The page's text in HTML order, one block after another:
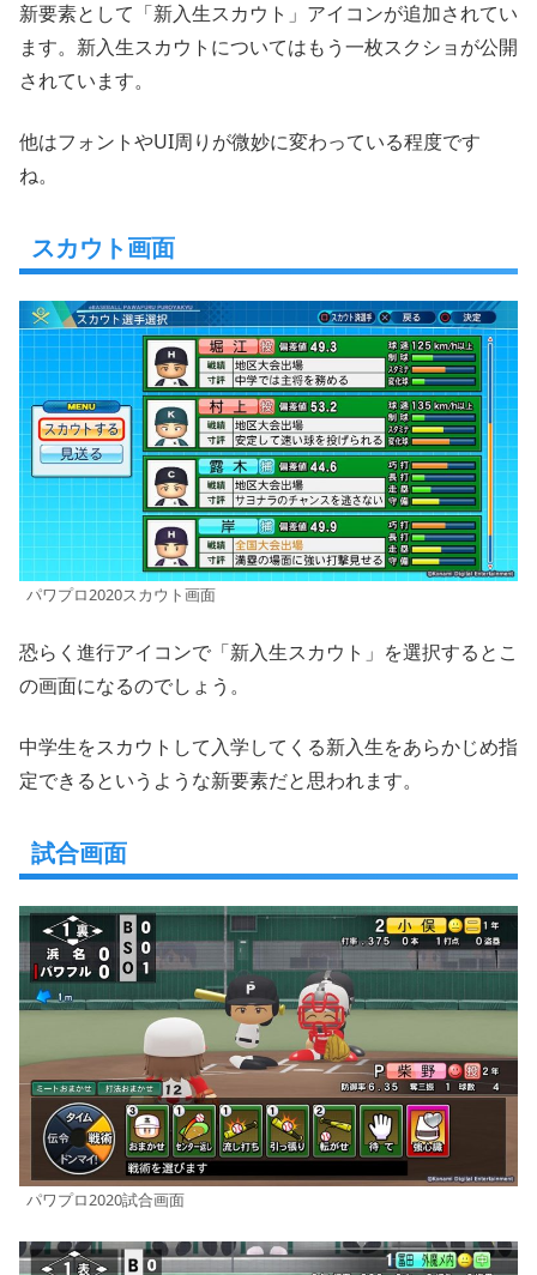
新要素として「新入生スカウト」アイコンが追加されてい
ます。新入生スカウトについてはもう一枚スクショが公開
されています。
他はフォントやUI周りが微妙に変わっている程度です
ね。
スカウト画面
パワプロ2020スカウト画面
恐らく進行アイコンで「新入生スカウト」を選択するとこ
の画面になるのでしょう。
中学生をスカウトして入学してくる新入生をあらかじめ指
定できるというような新要素だと思われます。
試合画面
パワプロ2020試合画面